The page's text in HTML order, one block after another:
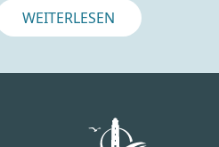
WEITERLESEN